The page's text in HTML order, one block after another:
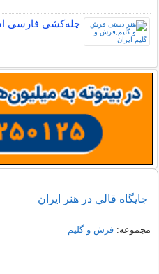
چله‌كشی فارسی
جايگاه قالي در هنر ايران
مجموعه:فرش و گلیم